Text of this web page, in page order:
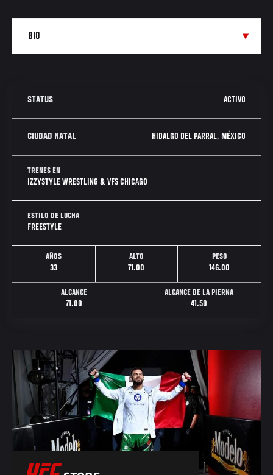
STATUS ACTIVO
CIUDAD NATAL HIDALGO DEL PARRAL, MÉXICO
TRENES EN
IZZYSTYLE WRESTLING & VFS CHICAGO
ESTILO DE LUCHA
FREESTYLE
AÑOS
33
ALTO
71.00
PESO
146.00
ALCANCE
71.00
ALCANCE DE LA PIERNA
41.50